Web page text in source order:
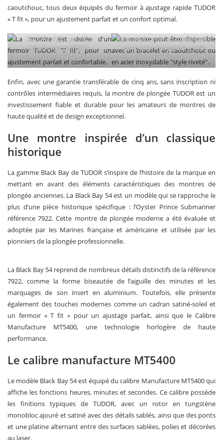
caoutchouc, tous deux équipés du fermoir à ajustage rapide TUDOR
« T fit », pour un ajustement parfait et un confort optimal.
TUDOR « T fit », pour un
ajustement parfait et
confortable.
avec un bracelet en caoutchouc
ou en acier inoxydable « style
riveté ».
Enfin, avec une garantie transférable de cinq ans, sans inscription ni
contrôles intermédiaires requis, la montre de plongée TUDOR est un
investissement fiable et durable pour les amateurs de montres de
haute qualité et de design exceptionnel.
Une montre inspirée d’un classique
historique
La gamme Black Bay de TUDOR s’inspire de l’histoire de la marque en
mettant en avant des éléments caractéristiques des montres de
plongée anciennes. La Black Bay 54 est un modèle qui se rapproche le
plus d’une pièce historique spécifique : l’Oyster Prince Submariner
référence 7922. Cette montre de plongée moderne a été évaluée et
adoptée par les Marines française et américaine et utilisée par les
pionniers de la plongée professionnelle.
La Black Bay 54 reprend de nombreux détails distinctifs de la référence
7922, comme la forme biseautée de l’aiguille des minutes et les
marquages de son insert en aluminium. Toutefois, elle présente
également des touches modernes comme un cadran satiné-soleil et
un fermoir « T fit » pour un ajustage parfait, ainsi que le Calibre
Manufacture MT5400, une technologie horlogère de haute
performance.
Le calibre manufacture MT5400
Le modèle Black Bay 54 est équipé du calibre Manufacture MT5400 qui
affiche les fonctions heures, minutes et secondes. Ce calibre possède
les finitions typiques de TUDOR, avec un rotor en tungstène
monobloc ajouré et satiné avec des détails sablés, ainsi que des ponts
et une platine alternant entre des surfaces sablées, polies et décorées
au laser.